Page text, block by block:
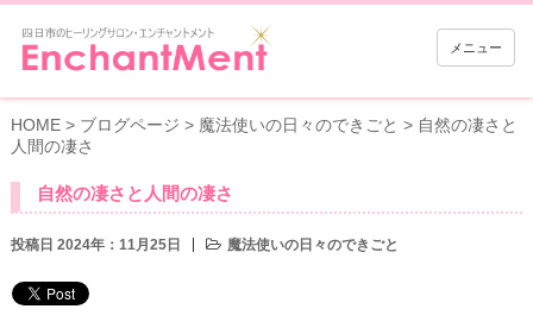
メニュー
HOME> ブログページ > 魔法使いの日々のできごと > 自然の凄さと
人間の凄さ
自然の凄さと人間の凄さ
投稿日 2024年：11月25日 魔法使いの日々のできごと